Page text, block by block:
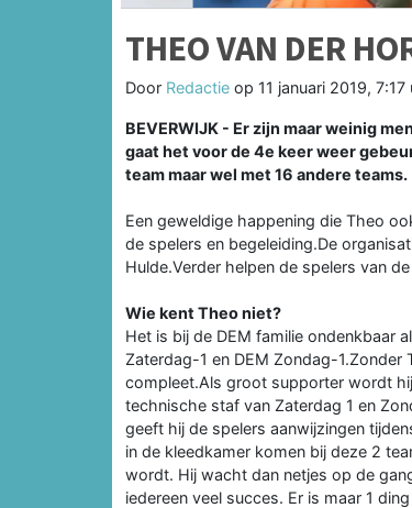
THEO VAN DER
Door Redactie op 11 januari 2019, 7:17
BEVERWIJK - Er zijn maar weinig
gaat het voor de 4e keer weer
team maar wel met 16 andere teams.
Een geweldige happening die Theo
de spelers en begeleiding.De
Hulde.Verder helpen de spelers van
Wie kent Theo niet?
Het is bij de DEM familie ondenkbaar
Zaterdag-1 en DEM Zondag-
compleet.Als groot supporter wordt
technische staf van Zaterdag 1 en
geeft hij de spelers aanwijzingen
in de kleedkamer komen bij deze 2
wordt. Hij wacht dan netjes op de
iedereen veel succes. Er is maar 1